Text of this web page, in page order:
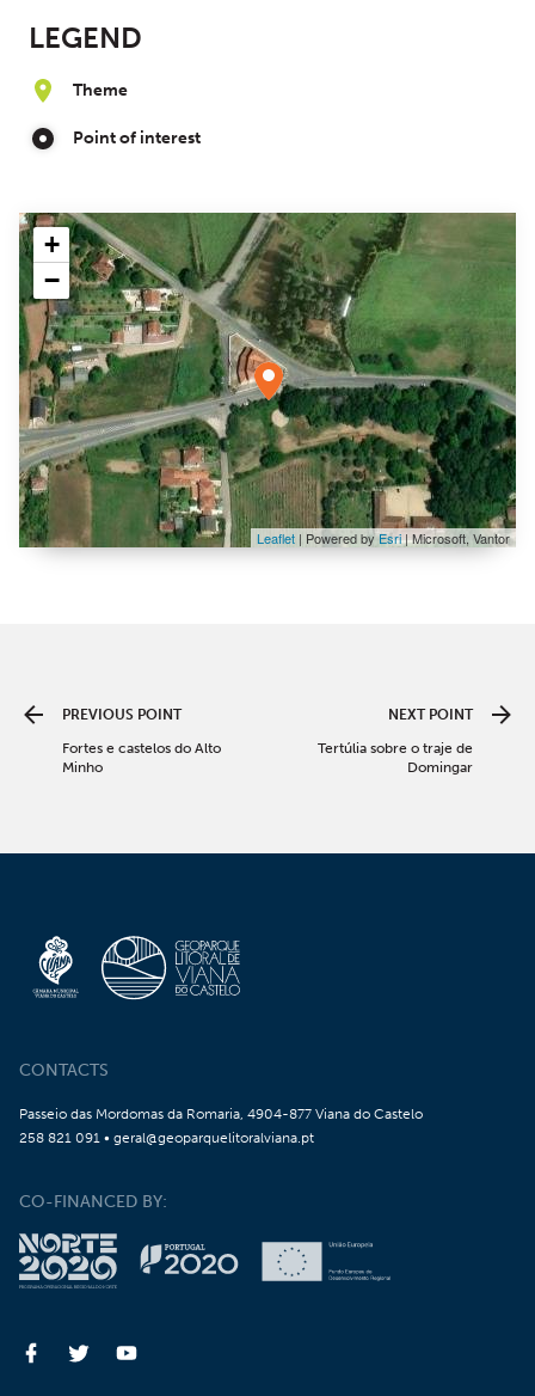
LEGEND
Theme
Point of interest
+
−
Leaflet | Powered byEsri|Microsoft, Vantor
PREVIOUS POINT
Fortes e castelos do Alto
Minho
NEXT POINT
Tertúlia sobre o traje de
Domingar
CONTACTS
Passeio das Mordomas da Romaria, 4904-877 Viana do Castelo
258 821 091 • geral@geoparquelitoralviana.pt
CO-FINANCED BY: